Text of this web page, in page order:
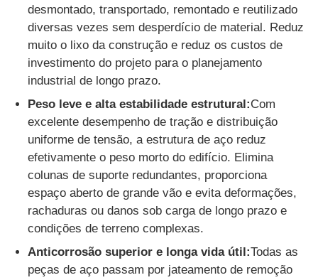
Cabanagem
Garagem de aço
desmontado, transportado, remontado e reutilizado
diversas vezes sem desperdício de material. Reduz
muito o lixo da construção e reduz os custos de
investimento do projeto para o planejamento
industrial de longo prazo.
Peso leve e alta estabilidade estrutural:Com
excelente desempenho de tração e distribuição
uniforme de tensão, a estrutura de aço reduz
efetivamente o peso morto do edifício. Elimina
colunas de suporte redundantes, proporciona
espaço aberto de grande vão e evita deformações,
rachaduras ou danos sob carga de longo prazo e
condições de terreno complexas.
Anticorrosão superior e longa vida útil:Todas as
peças de aço passam por jateamento de remoção